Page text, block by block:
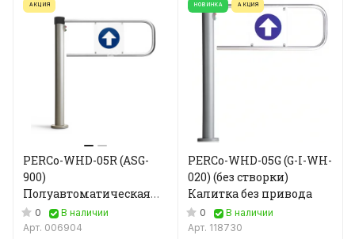
АКЦИЯ
PERCo-WHD-05R (ASG-
900)
Полуавтоматическая
калитка 900 мм
0
В наличии
Арт. 006904
НОВИНКА АКЦИЯ
PERCo-WHD-05G (G-I-WH-
020) (без створки)
Калитка без привода
0
В наличии
Арт. 118730